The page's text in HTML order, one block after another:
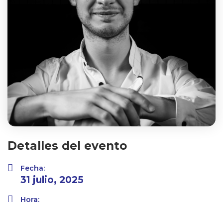
Detalles del evento
Fecha:
31 julio, 2025
Hora: